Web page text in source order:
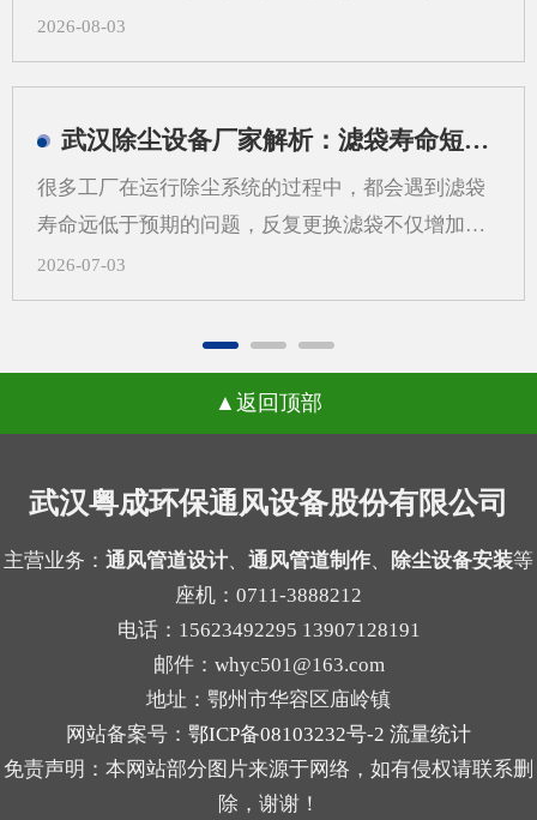
过滤方式、管道走向等系统参数放到后面。这样做
看似推进很快，实际却容易在后期出现返工、适配
来说，粉尘类型、空间条件和工艺流程差异较大，
更需要从系统角度来考虑除尘设备制作，而不是只
看“壳体先行”。一、先做外壳后算系统，常见问题
声上升。2.管道布置受限，改动成本增加外壳定型
后，管道接口、检修空间和设备进出方向往往被锁
管路过长，或者维护口不好留，现场就可能需要重
新调整。3.过滤单元与结构不协调不同粉尘适合的
过滤方式不同，例如干性粉尘、粘性粉尘、细颗粒
2026-08-03
武汉除尘设备厂家解析：滤袋寿命短，问题可能不在滤袋，而在气流分布
很多工厂在运行除尘系统的过程中，都会遇到滤袋
寿命远低于预期的问题，反复更换滤袋不仅增加了
日常运维的成本，还会打乱正常的生产节奏，武汉
除尘设备厂家在长期跟进现场调试的过程中发现，
很多用户会把问题归咎于滤袋本身的质量，反复更
换不同品牌的滤袋却始终没能改善状况。一、气流
分布不均引发的局部高速冲刷当除尘设备内部气流
部分区域的风速远超设计标准，高速流动的气流会
持续冲刷滤袋表面，原本能支撑数年使用的滤袋，
在长期的高强度摩擦下，磨损速度会大幅加快，很
容易出现局部破损的情况。很多现场案例里，靠近
进气口一侧的滤袋磨损速度是其他区域的两三倍，
就是这个原因导致的。二、局部高负荷带来的积灰
板结与糊袋气流分布不均还会让局部区域的滤袋长
期处于高负荷工作状态，大量粉尘在短时间内集中
堆积在这部分滤袋表面，清灰系统的常规操作很难
2026-07-03
返回顶部
武汉粤成环保通风设备股份有限公司
主营业务： 通风管道设计、 通风管道制作、 除尘设备安装等
座机：0711-3888212
电话：15623492295 13907128191
邮件：whyc501@163.com
地址：鄂州市华容区庙岭镇
网站备案号： 鄂ICP备08103232号-2 流量统计
免责声明：本网站部分图片来源于网络，如有侵权请联系删
除，谢谢！